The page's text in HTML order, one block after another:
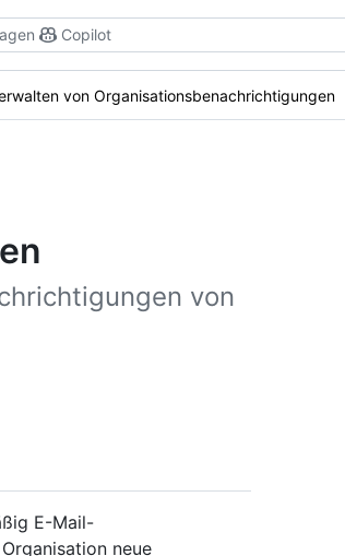
Copilot
von Organisationsbenachrichtigungen
von
E-Mail-
neue